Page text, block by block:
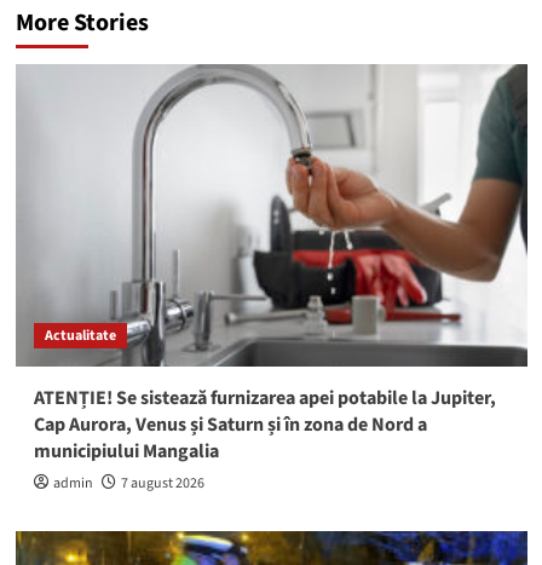
More Stories
Actualitate
ATENȚIE! Se sistează furnizarea apei potabile la Jupiter,
Cap Aurora, Venus și Saturn și în zona de Nord a
municipiului Mangalia
admin 7 august 2026